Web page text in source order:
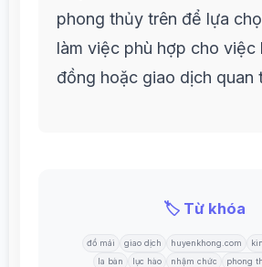
phong thủy trên để lựa
làm việc phù hợp cho việc
đồng hoặc giao dịch quan
🏷️ Từ khóa
đổ mái giao dịch huyenkhong.com
la bàn
lục hào nhậm chức phong